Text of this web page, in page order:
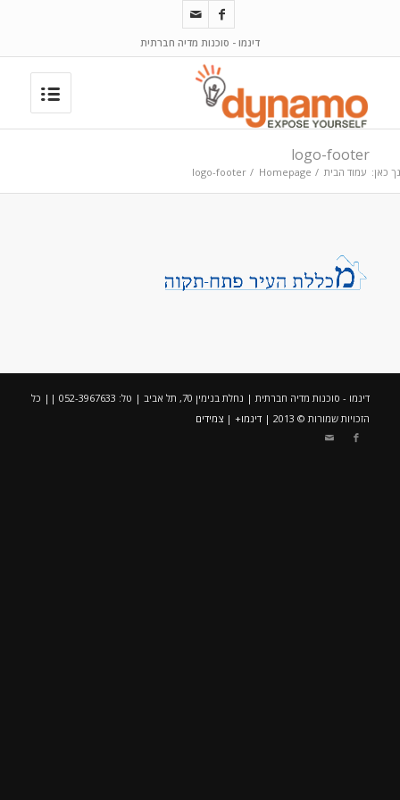
דינמו - סוכנות מדיה חברתית
logo-footer
כאן: עמוד הבית /
Homepage
/
logo-footer
דינמו - סוכנות מדיה חברתית | נחלת בנימין 70, תל אביב | טל: 052-3967633 || כל
הזכויות שמורות © 2013 |
דינמו+| צמידים